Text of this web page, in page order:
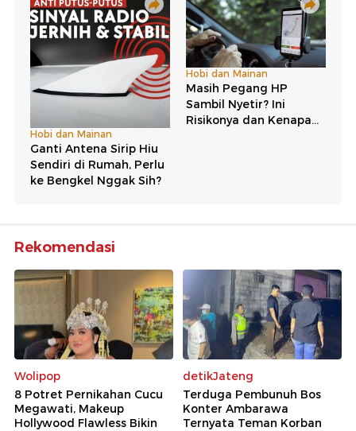
Rekomendasi
Wolipop
8 Potret Pernikahan Cucu
Megawati, Makeup
Hollywood Flawless Bikin
detikJateng
Terduga Pembunuh Bos
Konter Ambarawa
Ternyata Teman Korban